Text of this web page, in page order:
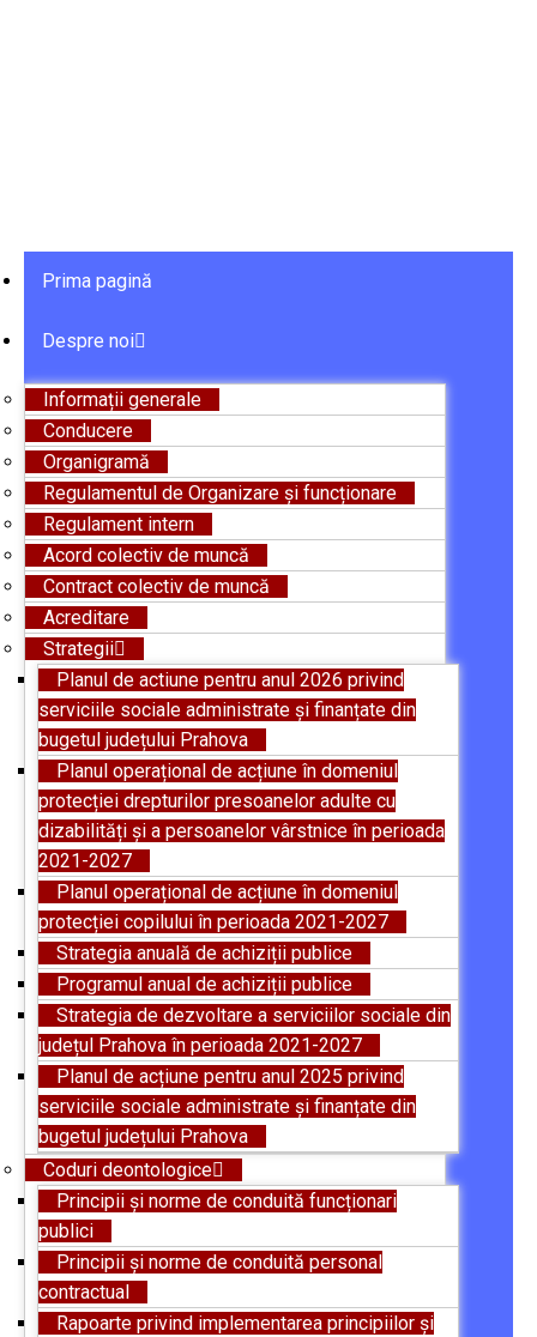
Prima pagină
Despre noi
Informații generale
Conducere
Organigramă
Regulamentul de Organizare și funcționare
Regulament intern
Acord colectiv de muncă
Contract colectiv de muncă
Acreditare
Strategii
Planul de actiune pentru anul 2026 privind
serviciile sociale administrate și finanțate din
bugetul județului Prahova
Planul operațional de acțiune în domeniul
protecției drepturilor presoanelor adulte cu
dizabilități și a persoanelor vârstnice în perioada
2021-2027
Planul operațional de acțiune în domeniul
protecției copilului în perioada 2021-2027
Strategia anuală de achiziții publice
Programul anual de achiziții publice
Strategia de dezvoltare a serviciilor sociale din
județul Prahova în perioada 2021-2027
Planul de acțiune pentru anul 2025 privind
serviciile sociale administrate și finanțate din
bugetul județului Prahova
Coduri deontologice
Principii și norme de conduită funcționari
publici
Principii și norme de conduită personal
contractual
Rapoarte privind implementarea principiilor și